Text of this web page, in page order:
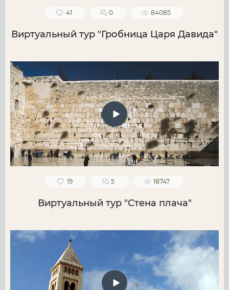
41 0 84085
Виртуальный тур "Гробница Царя Давида"
19 5 18747
Виртуальный тур "Стена плача"